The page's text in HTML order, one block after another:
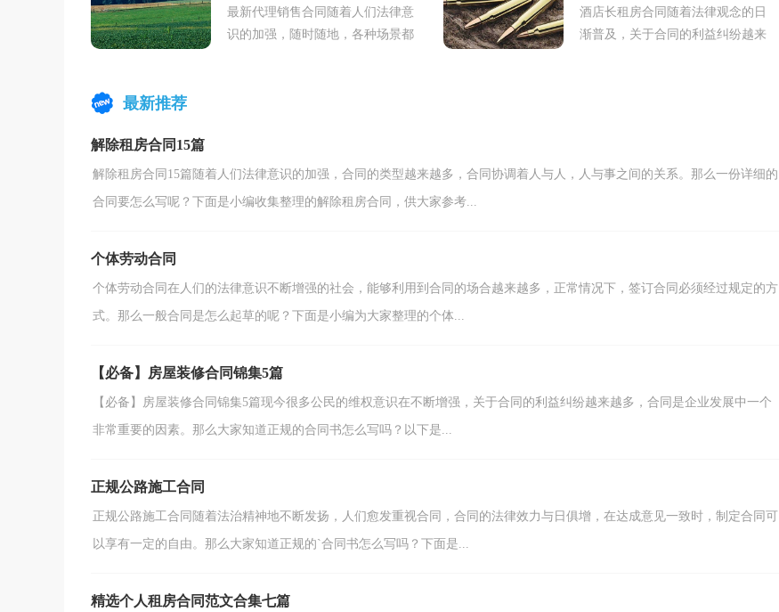
最新代理销售合同随着人们法律意
识的加强，随时随地，各种场景都
酒店长租房合同随着法律观念的日
渐普及，关于合同的利益纠纷越来
最新推荐
解除租房合同15篇
解除租房合同15篇随着人们法律意识的加强，合同的类型越来越多，合同协调着人与人，人与事之间的关系。那么一份详细的
合同要怎么写呢？下面是小编收集整理的解除租房合同，供大家参考...
个体劳动合同
个体劳动合同在人们的法律意识不断增强的社会，能够利用到合同的场合越来越多，正常情况下，签订合同必须经过规定的方
式。那么一般合同是怎么起草的呢？下面是小编为大家整理的个体...
【必备】房屋装修合同锦集5篇
【必备】房屋装修合同锦集5篇现今很多公民的维权意识在不断增强，关于合同的利益纠纷越来越多，合同是企业发展中一个
非常重要的因素。那么大家知道正规的合同书怎么写吗？以下是...
正规公路施工合同
正规公路施工合同随着法治精神地不断发扬，人们愈发重视合同，合同的法律效力与日俱增，在达成意见一致时，制定合同可
以享有一定的自由。那么大家知道正规的`合同书怎么写吗？下面是...
精选个人租房合同范文合集七篇